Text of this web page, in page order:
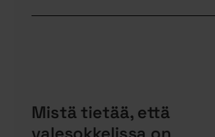
Mistä tietää, että